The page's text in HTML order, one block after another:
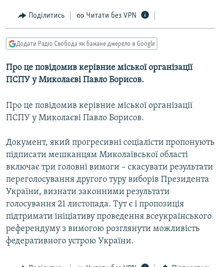
УКРАЇНА
СВІТ
СХЕМИ
КИТАЙ.ВИКЛИКИ
ФОТО
ПОДКАСТИ
РУС
УКР
КТАТ
ДОЛУЧАЙСЯ!
Поділитись Читати без VPN
Додати Радіо Свобода як бажане джерело в Google
Про це повідомив керівние міської організації
ПСПУ у Миколаєві Павло Борисов.
Про це повідомив керівние міської організації
ПСПУ у Миколаєві Павло Борисов.
Документ, який прогресивні соціалісти пропонують
підписати мешканцям Миколаївської області
включає три головні вимоги – скасувати результати
переголосування другого туру виборів Президента
України, визнати законними результати
голосування 21 листопада. Тут є і пропозиція
підтримати ініціативу проведення всеукраїнського
референдуму з вимогою розглянути можливість
федеративного устрою України.